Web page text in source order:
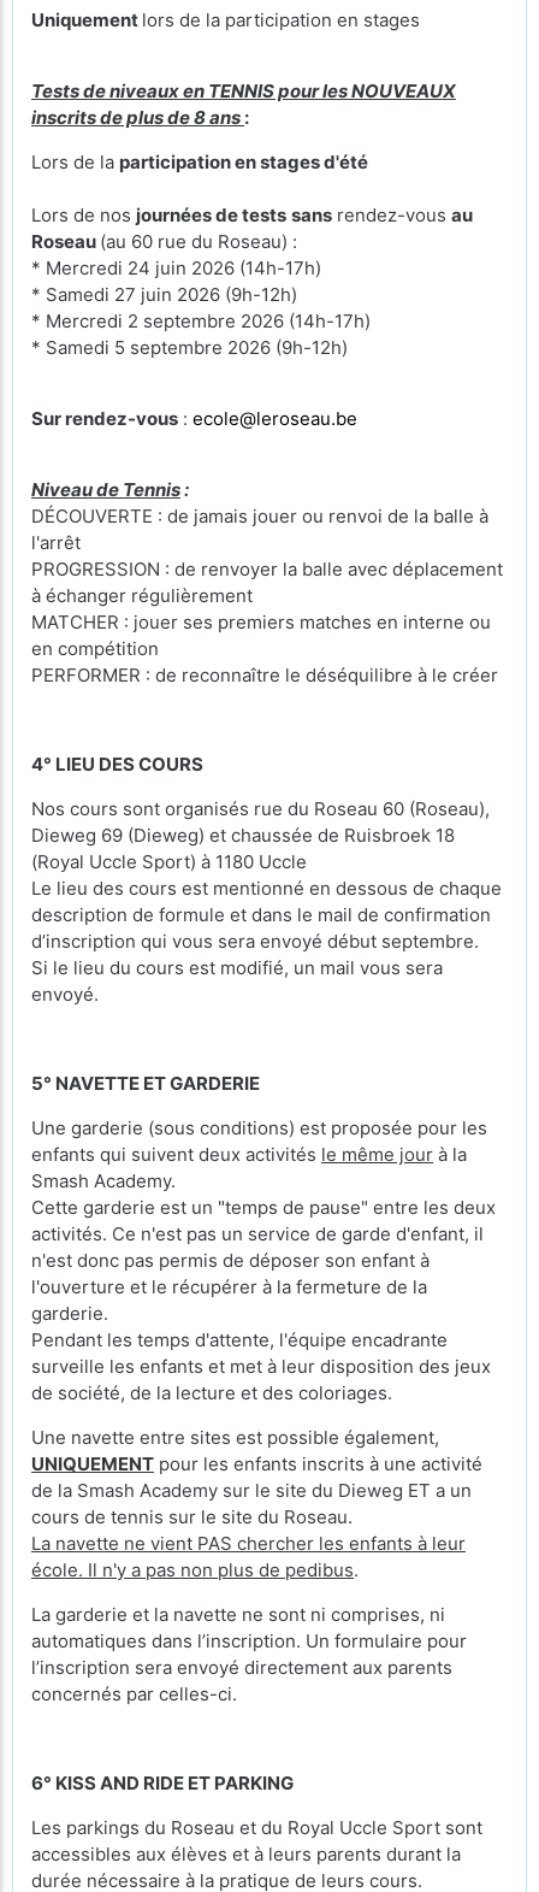
Uniquement lors de la participation en stages
Tests de niveaux en TENNIS pour les NOUVEAUX
inscrits de plus de 8 ans :
Lors de la participation en stages d'été
Lors de nos journées de tests sans rendez-vous au
Roseau (au 60 rue du Roseau) :
* Mercredi 24 juin 2026 (14h-17h)
* Samedi 27 juin 2026 (9h-12h)
* Mercredi 2 septembre 2026 (14h-17h)
* Samedi 5 septembre 2026 (9h-12h)
Sur rendez-vous : ecole@leroseau.be
Niveau de Tennis:
DÉCOUVERTE : de jamais jouer ou renvoi de la balle à
l'arrêt
PROGRESSION : de renvoyer la balle avec déplacement
à échanger régulièrement
MATCHER : jouer ses premiers matches en interne ou
en compétition
PERFORMER : de reconnaître le déséquilibre à le créer
4° LIEU DES COURS
Nos cours sont organisés rue du Roseau 60 (Roseau),
Dieweg 69 (Dieweg) et chaussée de Ruisbroek 18
(Royal Uccle Sport) à 1180 Uccle
Le lieu des cours est mentionné en dessous de chaque
description de formule et dans le mail de confirmation
d’inscription qui vous sera envoyé début septembre.
Si le lieu du cours est modifié, un mail vous sera
envoyé.
5° NAVETTE ET GARDERIE
Une garderie (sous conditions) est proposée pour les
enfants qui suivent deux activités le même jour à la
Smash Academy.
Cette garderie est un "temps de pause" entre les deux
activités. Ce n'est pas un service de garde d'enfant, il
n'est donc pas permis de déposer son enfant à
l'ouverture et le récupérer à la fermeture de la
garderie.
Pendant les temps d'attente, l'équipe encadrante
surveille les enfants et met à leur disposition des jeux
de société, de la lecture et des coloriages.
Une navette entre sites est possible également,
UNIQUEMENT pour les enfants inscrits à une activité
de la Smash Academy sur le site du Dieweg ET a un
cours de tennis sur le site du Roseau.
La navette ne vient PAS chercher les enfants à leur
école. Il n'y a pas non plus de pedibus.
La garderie et la navette ne sont ni comprises, ni
automatiques dans l’inscription. Un formulaire pour
l’inscription sera envoyé directement aux parents
concernés par celles-ci.
6° KISS AND RIDE ET PARKING
Les parkings du Roseau et du Royal Uccle Sport sont
accessibles aux élèves et à leurs parents durant la
durée nécessaire à la pratique de leurs cours.